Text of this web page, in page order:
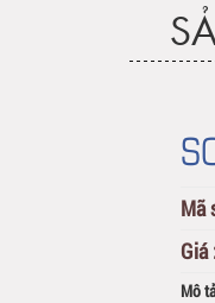
Mã
Giá
Mô